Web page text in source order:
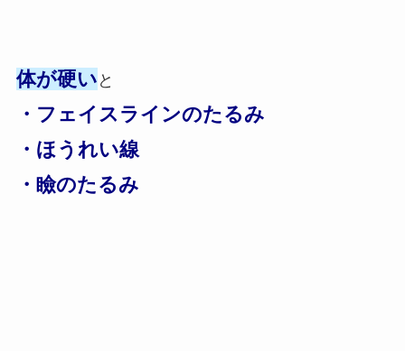
体が硬い と
・フェイスラインのたるみ
・ほうれい線
・瞼のたるみ